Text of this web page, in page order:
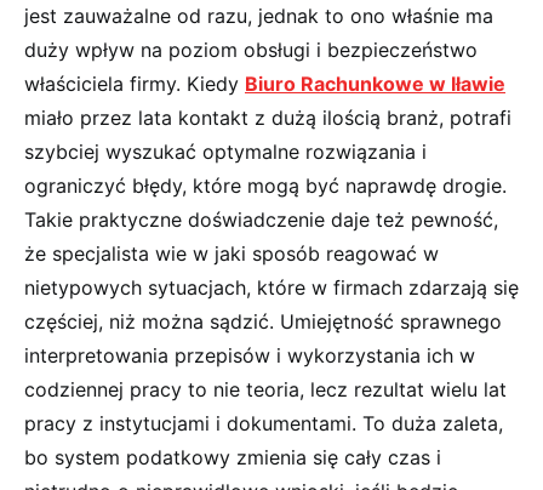
jest zauważalne od razu, jednak to ono właśnie ma
duży wpływ na poziom obsługi i bezpieczeństwo
właściciela firmy. Kiedy Biuro Rachunkowe w Iławie
miało przez lata kontakt z dużą ilością branż, potrafi
szybciej wyszukać optymalne rozwiązania i
ograniczyć błędy, które mogą być naprawdę drogie.
Takie praktyczne doświadczenie daje też pewność,
że specjalista wie w jaki sposób reagować w
nietypowych sytuacjach, które w firmach zdarzają się
częściej, niż można sądzić. Umiejętność sprawnego
interpretowania przepisów i wykorzystania ich w
codziennej pracy to nie teoria, lecz rezultat wielu lat
pracy z instytucjami i dokumentami. To duża zaleta,
bo system podatkowy zmienia się cały czas i